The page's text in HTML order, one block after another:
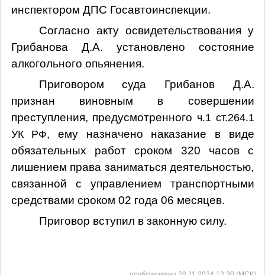
инспектором ДПС Госавтоинспекции.
Согласно акту освидетельствования у
Грибанова Д.А. установлено состояние
алкогольного опьянения.
Приговором суда Грибанов Д.А.
признан виновным в совершении
преступления, предусмотренного ч.1 ст.264.1
УК РФ, ему назначено наказание в виде
обязательных работ сроком 320 часов с
лишением права заниматься деятельностью,
связанной с управлением транспортными
средствами сроком 02 года 06 месяцев.
Приговор вступил в законную силу.